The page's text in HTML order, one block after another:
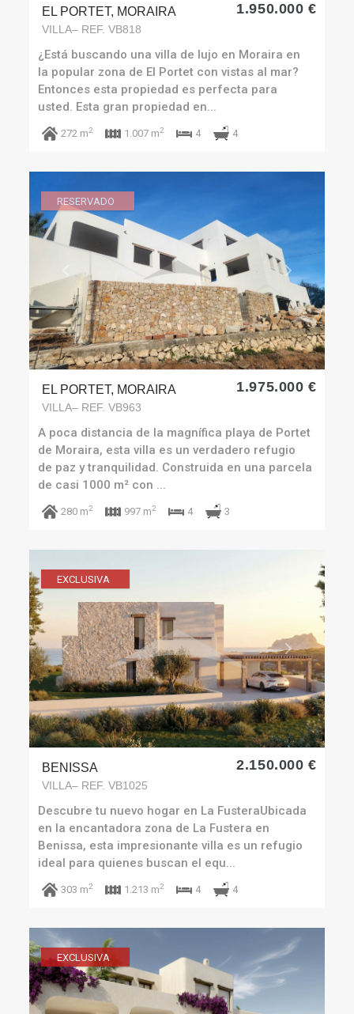
EL PORTET, MORAIRA
VILLA– REF. VB818
1.950.000 €
¿Está buscando una villa de lujo en Moraira en
la popular zona de El Portet con vistas al mar?
Entonces esta propiedad es perfecta para
usted. Esta gran propiedad en...
272 m2 1.007 m2 4 4
RESERVADO
Previous Next
EL PORTET, MORAIRA
VILLA– REF. VB963
1.975.000 €
A poca distancia de la magnífica playa de Portet
de Moraira, esta villa es un verdadero refugio
de paz y tranquilidad. Construida en una parcela
de casi 1000 m² con ...
280 m2 997 m2 4 3
EXCLUSIVA
Previous Next
BENISSA
VILLA– REF. VB1025
2.150.000 €
Descubre tu nuevo hogar en La FusteraUbicada
en la encantadora zona de La Fustera en
Benissa, esta impresionante villa es un refugio
ideal para quienes buscan el equ...
303 m2 1.213 m2 4 4
EXCLUSIVA